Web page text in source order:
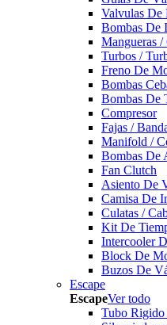
Valvulas De
Bombas De
Mangueras
Turbos /
Freno De
Bombas
Bombas De
Compresor
Fajas /
Manifold /
Bombas De
Fan Clutch
Asiento De
Camisa De
Culatas /
Kit De
Intercooler
Block De
Buzos De
Escape
EscapeVer todo
Tubo Rigido